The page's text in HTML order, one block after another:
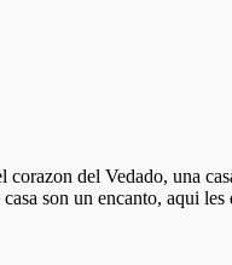
del Vedado, una
son un encanto, aqui